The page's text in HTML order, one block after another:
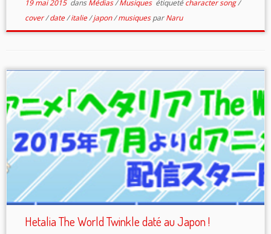
19 mai 2015dansMédias/Musiques étiqueté character song/
cover/date/italie/japon/musiquesparNaru
Hetalia The World Twinkle daté au Japon !